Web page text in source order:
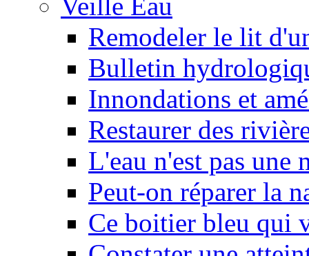
Veille Eau
Remodeler le lit
Bulletin
Innondations et
Restaurer des
L'eau n'est pas une
Peut-on réparer la
Ce boitier bleu qui